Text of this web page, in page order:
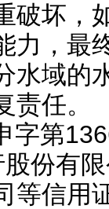
破坏，
力，最
水域的
任。
字第
份有
等信用